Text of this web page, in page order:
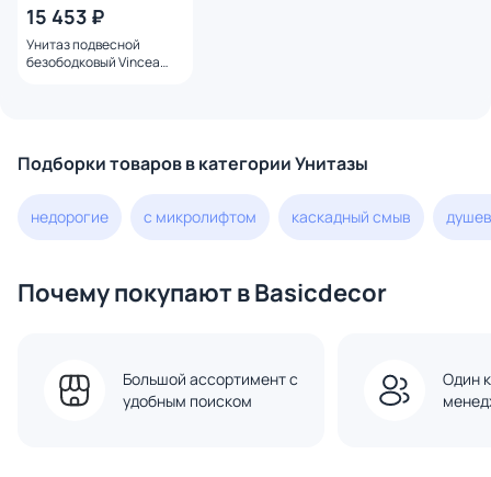
15 453 ₽
Унитаз подвесной
безободковый Vincea
Подборки товаров в категории Унитазы
недорогие с микролифтом каскадный смыв
Почему покупают в Basicdecor
Большой ассортимент с
удобным поиском
Один